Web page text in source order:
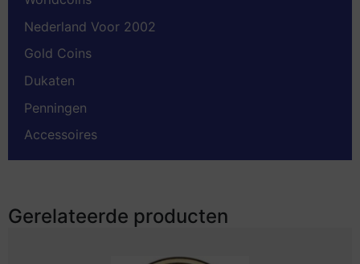
Nederland Voor 2002
Gold Coins
Dukaten
Penningen
Accessoires
Gerelateerde producten